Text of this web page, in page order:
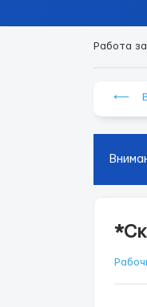
Работа
⟵